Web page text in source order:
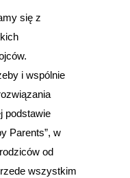
się z
i wspólnie
podstawie
Parents”, w
od
wszystkim